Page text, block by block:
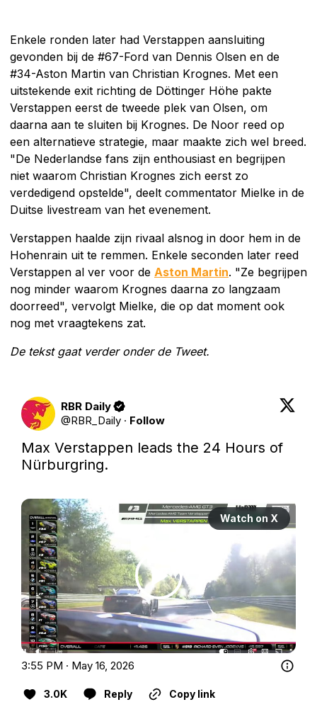
Enkele ronden later had Verstappen aansluiting
gevonden bij de #67-Ford van Dennis Olsen en de
#34-Aston Martin van Christian Krognes. Met een
uitstekende exit richting de Döttinger Höhe pakte
Verstappen eerst de tweede plek van Olsen, om
daarna aan te sluiten bij Krognes. De Noor reed op
een alternatieve strategie, maar maakte zich wel breed.
"De Nederlandse fans zijn enthousiast en begrijpen
niet waarom Christian Krognes zich eerst zo
verdedigend opstelde", deelt commentator Mielke in de
Duitse livestream van het evenement.
Verstappen haalde zijn rivaal alsnog in door hem in de
Hohenrain uit te remmen. Enkele seconden later reed
Verstappen al ver voor de Aston Martin. "Ze begrijpen
nog minder waarom Krognes daarna zo langzaam
doorreed", vervolgt Mielke, die op dat moment ook
nog met vraagtekens zat.
De tekst gaat verder onder de Tweet.
RBR Daily
@RBR_Daily · Follow
Max Verstappen leads the 24 Hours of
Nürburgring.
Watch on X
3:55 PM · May 16, 2026
3.0K Reply Copy link